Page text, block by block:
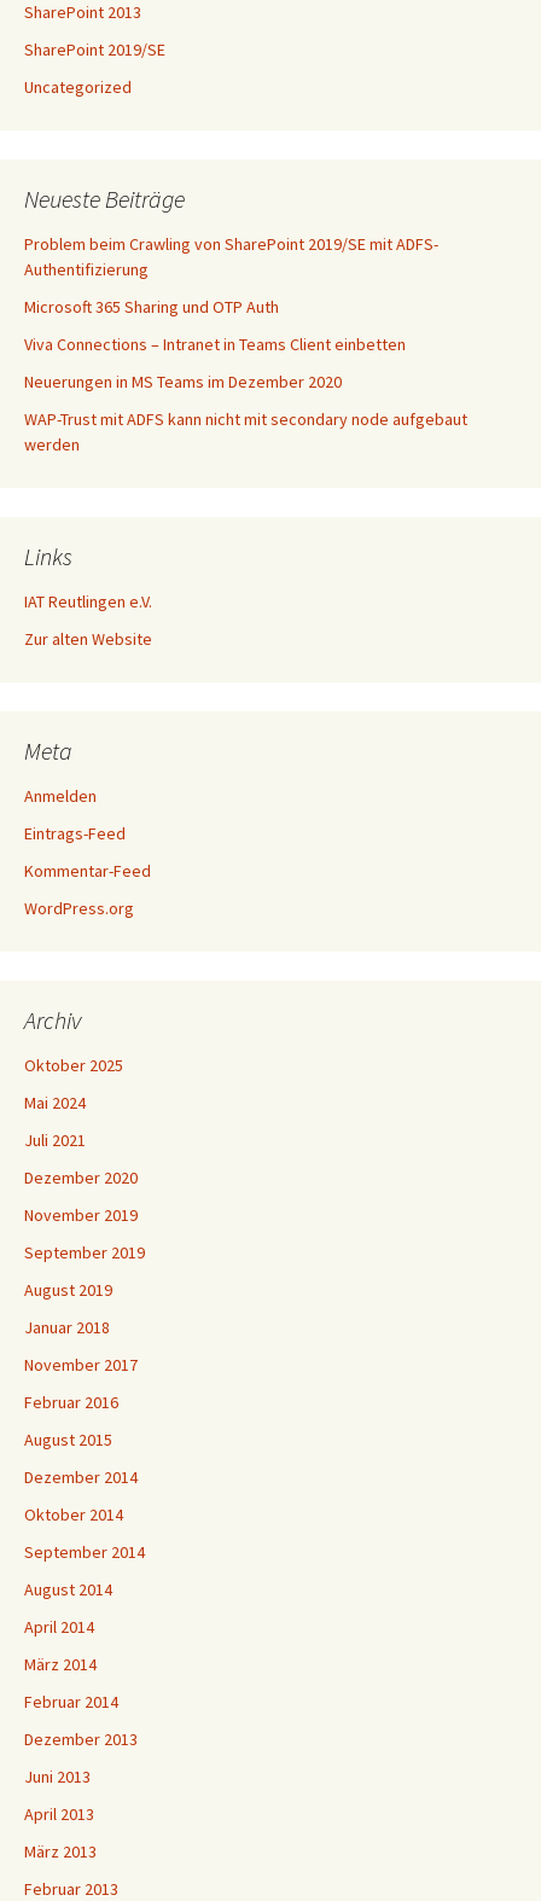
SharePoint 2013
SharePoint 2019/SE
Uncategorized
Neueste Beiträge
Problem beim Crawling von SharePoint 2019/SE mit ADFS-
Authentifizierung
Microsoft 365 Sharing und OTP Auth
Viva Connections – Intranet in Teams Client einbetten
Neuerungen in MS Teams im Dezember 2020
WAP-Trust mit ADFS kann nicht mit secondary node aufgebaut
werden
Links
IAT Reutlingen e.V.
Zur alten Website
Meta
Anmelden
Eintrags-Feed
Kommentar-Feed
WordPress.org
Archiv
Oktober 2025
Mai 2024
Juli 2021
Dezember 2020
November 2019
September 2019
August 2019
Januar 2018
November 2017
Februar 2016
August 2015
Dezember 2014
Oktober 2014
September 2014
August 2014
April 2014
März 2014
Februar 2014
Dezember 2013
Juni 2013
April 2013
März 2013
Februar 2013